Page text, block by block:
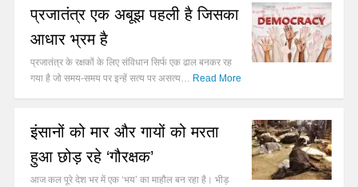
प्रजातंत्र एक अबूझ पहली है जिसका
आधार भ्रम है
प्रजातंत्र के रक्षकों के लिए संविधान सिर्फ एक ढाल बनकर रह
गया है जो समय-समय पर इन्हें सत्य पर असत्य… Read More
इंसानों को मार और गायों को मरता
हुआ छोड़ रहे ‘गौरक्षक’
आज कल पूरे देश भर में एक ‘भय’ का माहौल बन रहा है। भीड़